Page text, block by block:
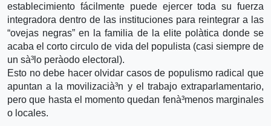
establecimiento fácilmente puede ejercer toda su fuerza
integradora dentro de las instituciones para reintegrar a las
“ovejas negras” en la familia de la elite polà­tica donde se
acaba el corto circulo de vida del populista (casi siempre de
un sà³lo perà­odo electoral).
Esto no debe hacer olvidar casos de populismo radical que
apuntan a la movilizacià³n y el trabajo extraparlamentario,
pero que hasta el momento quedan fenà³menos marginales
o locales.